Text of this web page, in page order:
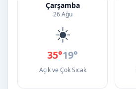
Çarşamba
26 Ağu
☀️
35°19°
Açık ve Çok Sıcak